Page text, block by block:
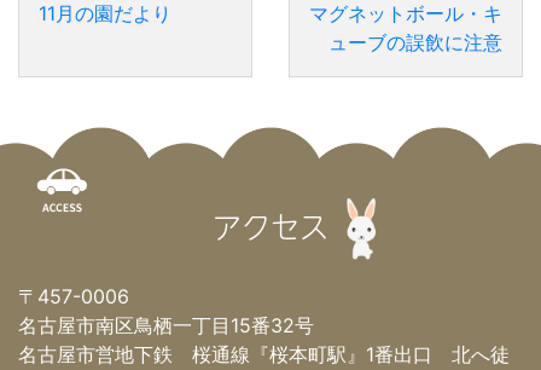
11月の園だより
マグネットボール・キ
ューブの誤飲に注意
アクセス
〒457-0006
名古屋市南区鳥栖一丁目15番32号
名古屋市営地下鉄 桜通線『桜本町駅』1番出口 北へ徒